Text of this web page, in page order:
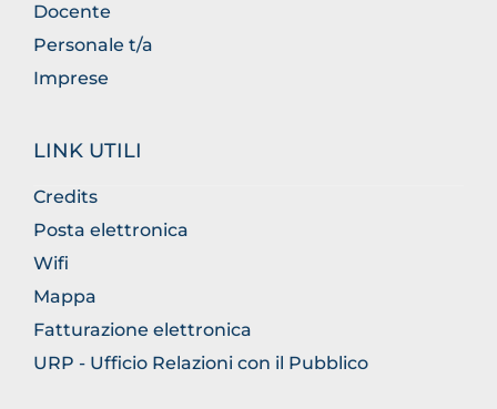
Docente
Personale t/a
Imprese
LINK UTILI
Credits
Posta elettronica
Wifi
Mappa
Fatturazione elettronica
URP - Ufficio Relazioni con il Pubblico